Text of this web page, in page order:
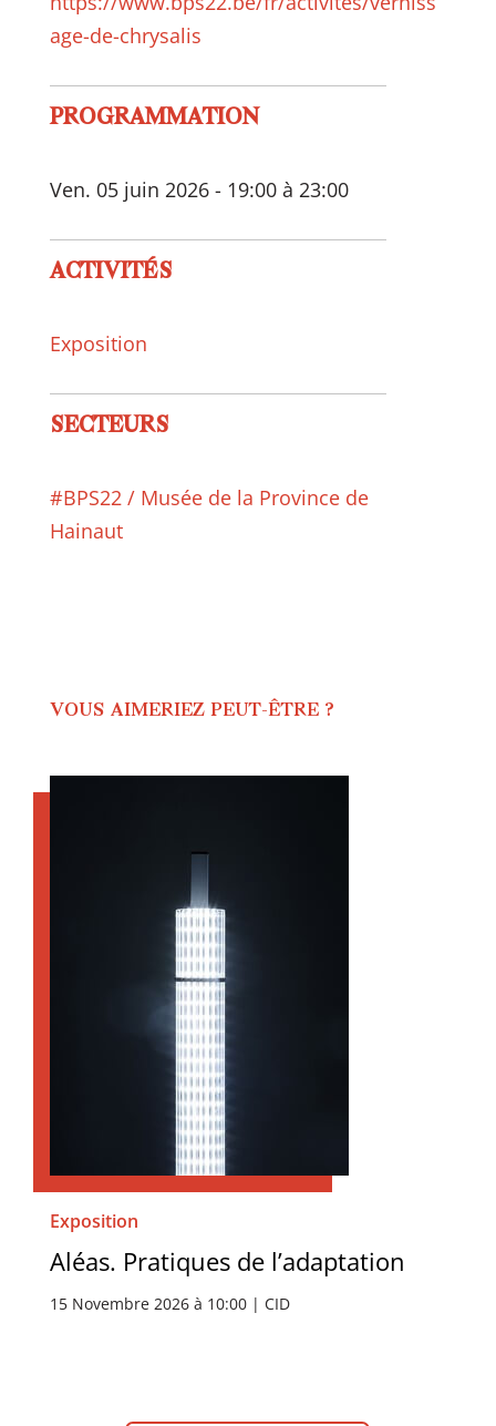
age-de-chrysalis
PROGRAMMATION
Ven. 05 juin 2026 - 19:00 à 23:00
ACTIVITÉS
Exposition
SECTEURS
#BPS22 / Musée de la Province de
Hainaut
VOUS AIMERIEZ PEUT-ÊTRE ?
Exposition
Aléas. Pratiques de l’adaptation
15 Novembre 2026 à 10:00 | CID